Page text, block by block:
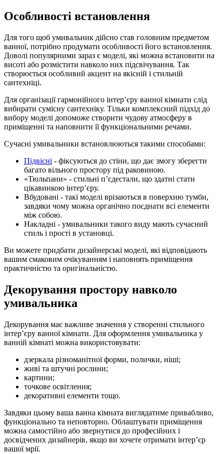
Особливості встановлення
Для того щоб умивальник дійсно став головним предметом
ванної, потрібно продумати особливості його встановлення.
Доволі популярними зараз є моделі, які можна встановити на
висоті або розмістити навколо них підсвічування. Так
створюється особливий акцент на якісній і стильній
сантехніці.
Для організації гармонійного інтерʼєру ванної кімнати слід
вибирати сумісну сантехніку. Тільки комплексний підхід до
вибору моделі допоможе створити чудову атмосферу в
приміщенні та наповнити її функціональними речами.
Сучасні умивальники встановлюються такими способами:
Підвісні - фіксуються до стіни, що дає змогу зберегти
багато вільного простору під раковиною.
«Тюльпани» - стильні пʼєдестали, що здатні стати
цікавинкою інтерʼєру.
Вбудовані - такі моделі врізаються в поверхню тумби,
завдяки чому можна органічно поєднати всі елементи
між собою.
Накладні - умивальники такого виду мають сучасний
стиль і прості в установці.
Ви можете придбати дизайнерські моделі, які відповідають
вашим смаковим очікуванням і наповнять приміщення
практичністю та оригінальністю.
Декорування простору навколо
умивальника
Декорування має важливе значення у створенні стильного
інтерʼєру ванної кімнати. Для оформлення умивальника у
ванній кімнаті можна використовувати:
дзеркала різноманітної форми, полички, ніші;
живі та штучні рослини;
картини;
точкове освітлення;
декоративні елементи тощо.
Завдяки цьому ваша ванна кімната виглядатиме привабливо,
функціонально та неповторно. Облаштувати приміщення
можна самостійно або звернутися до професійних і
досвідчених дизайнерів, якщо ви хочете отримати інтерʼєр
вашої мрії.